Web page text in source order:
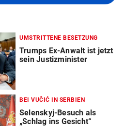
UMSTRITTENE BESETZUNG
Trumps Ex-Anwalt ist jetzt
sein Justizminister
BEI VUČIĆ IN SERBIEN
Selenskyj-Besuch als
„Schlag ins Gesicht“